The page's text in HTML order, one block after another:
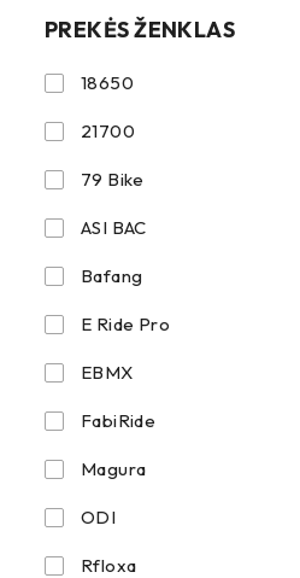
PREKĖS ŽENKLAS
18650
21700
79 Bike
ASI BAC
Bafang
E Ride Pro
EBMX
FabiRide
Magura
ODI
Rfloxa